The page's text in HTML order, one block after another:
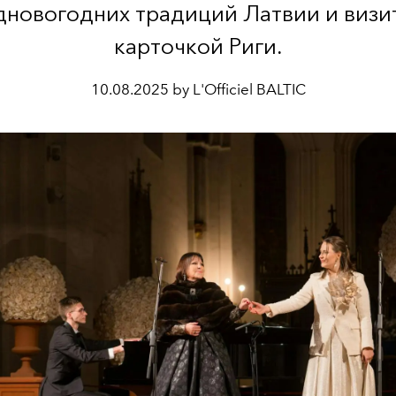
традиций Латвии и
карточкой Риги.
10.08.2025 by L'Officiel BALTIC